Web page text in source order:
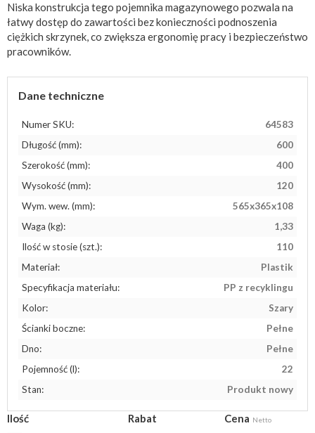
Niska konstrukcja tego pojemnika magazynowego pozwala na
łatwy dostęp do zawartości bez konieczności podnoszenia
ciężkich skrzynek, co zwiększa ergonomię pracy i bezpieczeństwo
pracowników.
Dane techniczne
Numer SKU:
64583
Długość (mm):
600
Szerokość (mm):
400
Wysokość (mm):
120
Wym. wew. (mm):
565x365x108
Waga (kg):
1,33
Ilość w stosie (szt.):
110
Materiał:
Plastik
Specyfikacja materiału:
PP z recyklingu
Kolor:
Szary
Ścianki boczne:
Pełne
Dno:
Pełne
Pojemność (l):
22
Stan:
Produkt nowy
Ilość Rabat Cena Netto